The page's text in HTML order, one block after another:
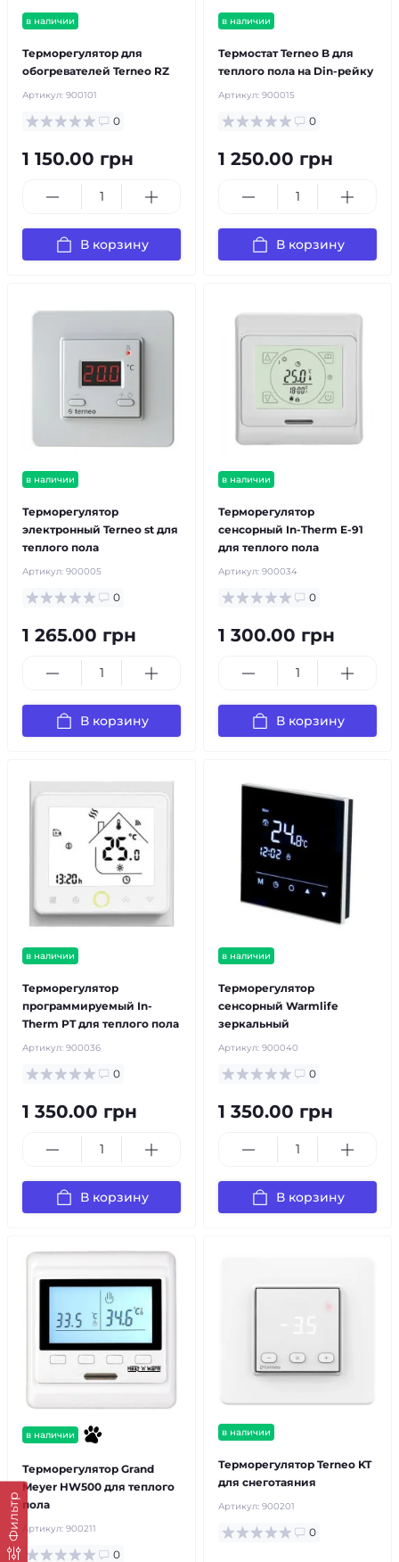
Фильтр
в наличии
Терморегулятор для
обогревателей Terneo RZ
Артикул: 900101
0
1 150.00 грн
В корзину
в наличии
Термостат Terneo B для
теплого пола на Din-рейку
Артикул: 900015
0
1 250.00 грн
В корзину
в наличии
Терморегулятор
электронный Terneo st для
теплого пола
Артикул: 900005
0
1 265.00 грн
В корзину
в наличии
Терморегулятор
сенсорный In-Therm E-91
для теплого пола
Артикул: 900034
0
1 300.00 грн
В корзину
в наличии
Терморегулятор
программируемый In-
Therm PT для теплого пола
Артикул: 900036
0
1 350.00 грн
В корзину
в наличии
Терморегулятор
сенсорный Warmlife
зеркальный
Артикул: 900040
0
1 350.00 грн
В корзину
в наличии
Терморегулятор Grand
Meyer HW500 для теплого
пола
Артикул: 900211
0
в наличии
Терморегулятор Terneo KT
для снеготаяния
Артикул: 900201
0